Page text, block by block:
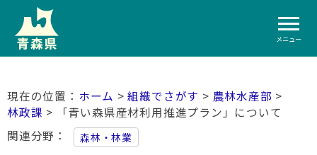
メニュー
ホーム >組織でさがす > 農林水産部 >
林政課 > 「青い森県産材利用推進プラン」について
関連分野
森林・林業